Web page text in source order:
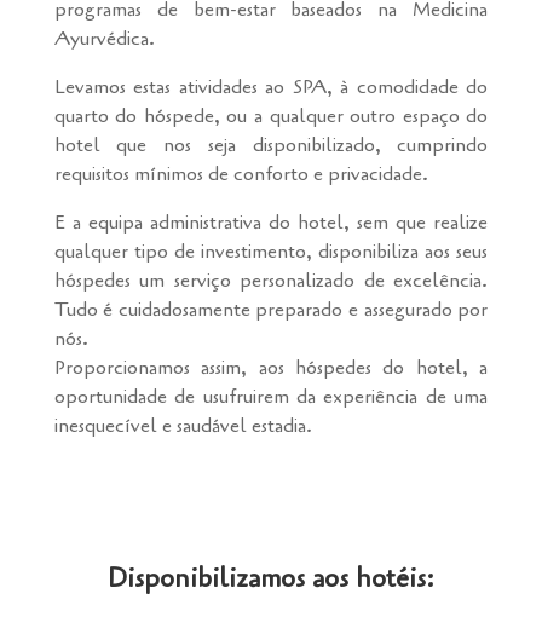
programas de bem-estar baseados na Medicina
Ayurvédica.
Levamos estas atividades ao SPA, à comodidade do
quarto do hóspede, ou a qualquer outro espaço do
hotel que nos seja disponibilizado, cumprindo
requisitos mínimos de conforto e privacidade.
E a equipa administrativa do hotel, sem que realize
qualquer tipo de investimento, disponibiliza aos seus
hóspedes um serviço personalizado de excelência.
Tudo é cuidadosamente preparado e assegurado por
nós.
Proporcionamos assim, aos hóspedes do hotel, a
oportunidade de usufruirem da experiência de uma
inesquecível e saudável estadia.
Disponibilizamos aos hotéis: